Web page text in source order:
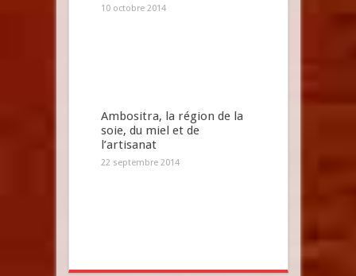
10 octobre 2014
Ambositra, la région de la
soie, du miel et de
l’artisanat
22 septembre 2014